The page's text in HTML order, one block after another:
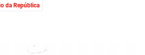
da República